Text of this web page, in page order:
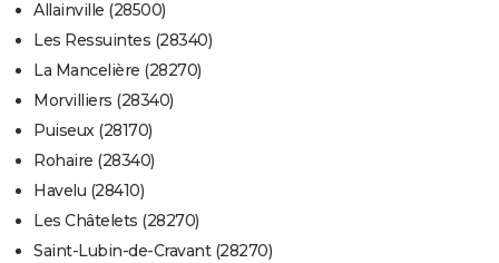
Allainville (28500)
Les Ressuintes (28340)
La Mancelière (28270)
Morvilliers (28340)
Puiseux (28170)
Rohaire (28340)
Havelu (28410)
Les Châtelets (28270)
Saint-Lubin-de-Cravant (28270)